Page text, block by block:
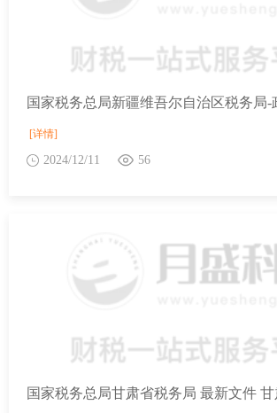
[详情]
2024/12/11 56